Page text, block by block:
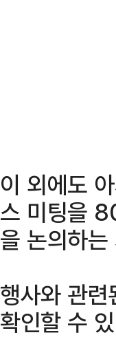
이 외에도
스 미팅을
을 논의하
행사와 관
확인할 수